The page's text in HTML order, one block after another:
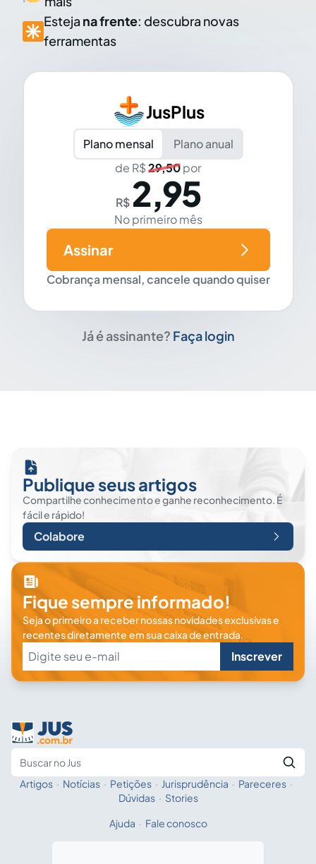
Esteja na frente: descubra novas
ferramentas
JusPlus
Plano mensal
Plano anual
de R$29,50por
R$ 2,95
No primeiro mês
Cobrança mensal, cancele quando quiser
Assinar
Já é assinante? Faça login
Publique seus artigos
Compartilhe conhecimento e ganhe reconhecimento. É
fácil e rápido!
Colabore
Fique sempre informado!
Seja o primeiro a receber nossas novidades exclusivas e
recentes diretamente em sua caixa de entrada.
Inscrever
Fale com a IA
Artigos · Notícias · Petições · Jurisprudência · Pareceres ·
Dúvidas · Stories
Ajuda · Fale conosco